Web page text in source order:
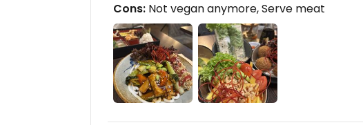
Cons: Not vegan anymore, Serve meat